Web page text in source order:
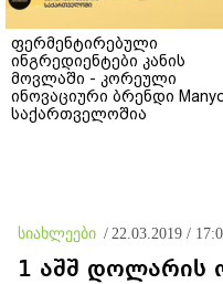
ფერმენტირებული
ინგრედიენტები კანის
მოვლაში - კორეული
ინოვაციური ბრენდი
საქართველოშია
სიახლეები / 22.03.2019 /
1 აშშ დოლარის